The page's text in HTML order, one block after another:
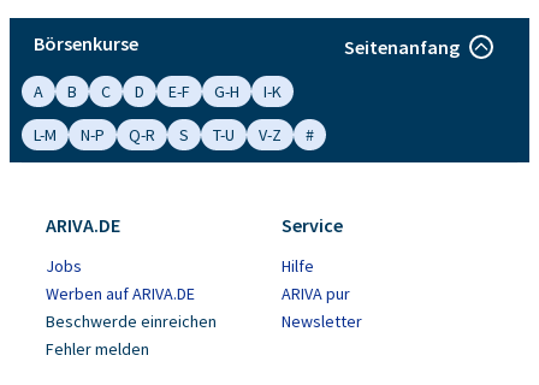
Börsenkurse Seitenanfang
A B C D E-F G-H
I-K
L-M
N-P Q-R S T-U V-Z #
ARIVA.DE
Jobs
Werben auf ARIVA.DE
Beschwerde einreichen
Fehler melden
Service
Hilfe
ARIVA pur
Newsletter